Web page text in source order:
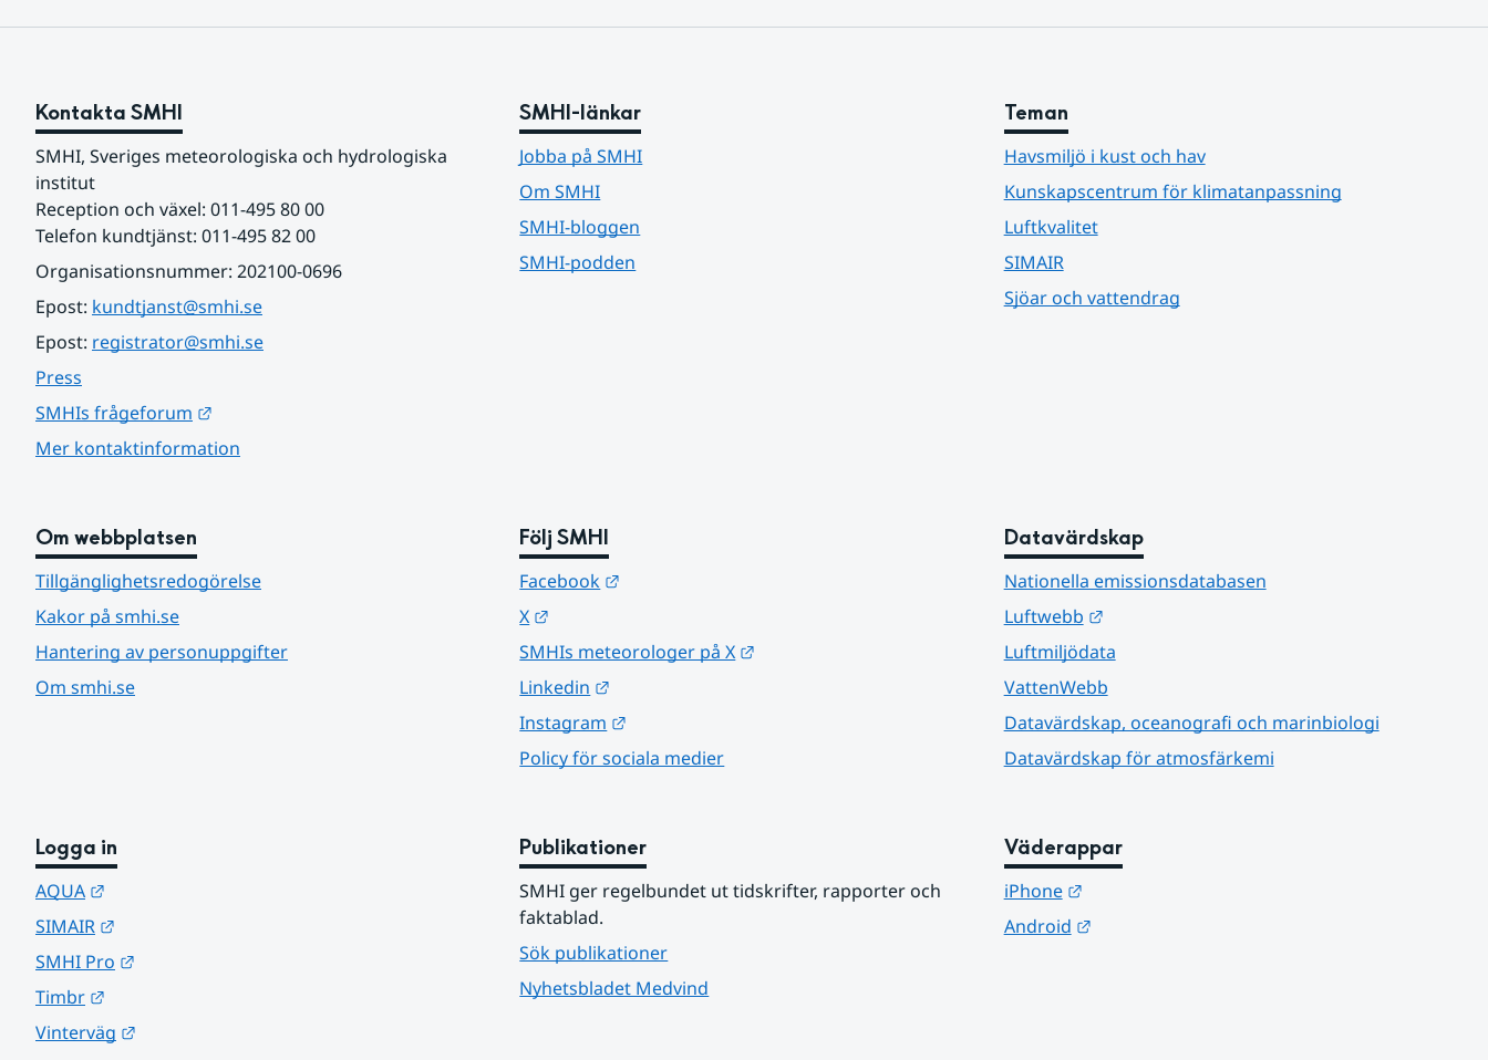
Kontakta SMHI
SMHI, Sveriges meteorologiska och hydrologiska
institut
Reception och växel: 011-495 80 00
Telefon kundtjänst: 011-495 82 00
Organisationsnummer: 202100-0696
Epost: kundtjanst@smhi.se
Epost: registrator@smhi.se
Press
SMHIs frågeforum
Mer kontaktinformation
SMHI-länkar
Jobba på SMHI
Om SMHI
SMHI-bloggen
SMHI-podden
Teman
Havsmiljö i kust och hav
Kunskapscentrum för klimatanpassning
Luftkvalitet
SIMAIR
Sjöar och vattendrag
Om webbplatsen
Tillgänglighetsredogörelse
Kakor på smhi.se
Hantering av personuppgifter
Om smhi.se
Följ SMHI
Facebook
X
SMHIs meteorologer på X
Linkedin
Instagram
Policy för sociala medier
Datavärdskap
Nationella emissionsdatabasen
Luftwebb
Länk till annan webbplats.
Luftmiljödata
VattenWebb
Datavärdskap, oceanografi och marinbiologi
Datavärdskap för atmosfärkemi
Logga in
AQUA
SIMAIR
SMHI Pro
Timbr
Vinterväg
Publikationer
SMHI ger regelbundet ut tidskrifter, rapporter och
faktablad.
Sök publikationer
Nyhetsbladet Medvind
Väderappar
iPhone
Länk till annan webbplats.
Android
Länk till annan webbplats.